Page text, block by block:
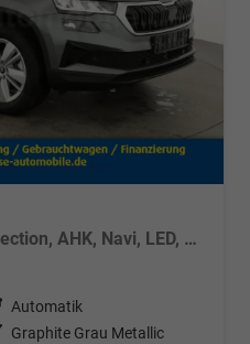
Selection 2.0 TDI DSG 4x4 Selection, AHK, Navi, LED, Kamera, Winter, el. Klappe, 4 J.-Garantie
Automatik
Graphite Grau Metallic